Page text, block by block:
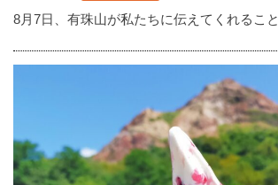
8月7日、有珠山が私たちに伝えてくれること